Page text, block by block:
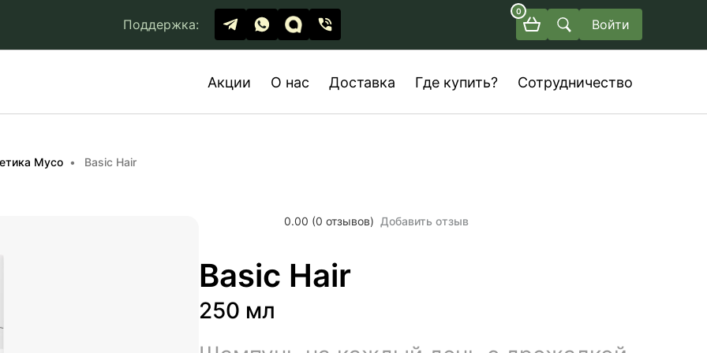
Поддержка:
0
Войти
Акции О нас Доставка Где купить? Сотрудничество
Myco Basic Hair
0.00 (0 отзывов) Добавить отзыв
Basic Hair
250 мл